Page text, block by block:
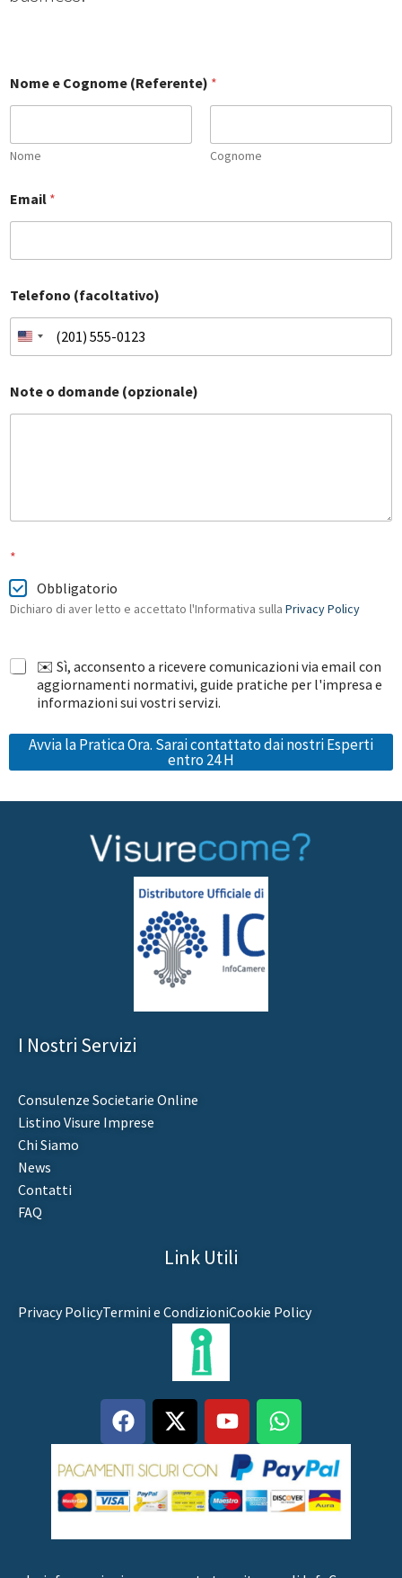
Nome e Cognome (Referente) *
Nome Cognome
Email *
Telefono (facoltativo)
o
g
*
Note o domande (opzionale)
*
Obbligatorio
Dichiaro di aver letto e accettato l'Informativa sulla Privacy Policy
✉️ Sì, acconsento a ricevere comunicazioni via email con
aggiornamenti normativi, guide pratiche per l'impresa e
informazioni sui vostri servizi.
Avvia la Pratica Ora. Sarai contattato dai nostri Esperti
entro 24 H
I Nostri Servizi
Consulenze Societarie Online
Listino Visure Imprese
Chi Siamo
News
Contatti
FAQ
Link Utili
Privacy PolicyTermini e CondizioniCookie Policy